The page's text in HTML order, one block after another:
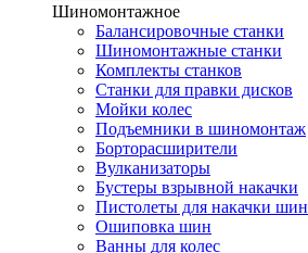
Шиномонтажное
Балансировочные станки
Шиномонтажные станки
Комплекты станков
Станки для правки дисков
Мойки колес
Подъемники в шиномонтаж
Борторасширители
Вулканизаторы
Бустеры взрывной накачки
Пистолеты для накачки шин
Ошиповка шин
Ванны для колес